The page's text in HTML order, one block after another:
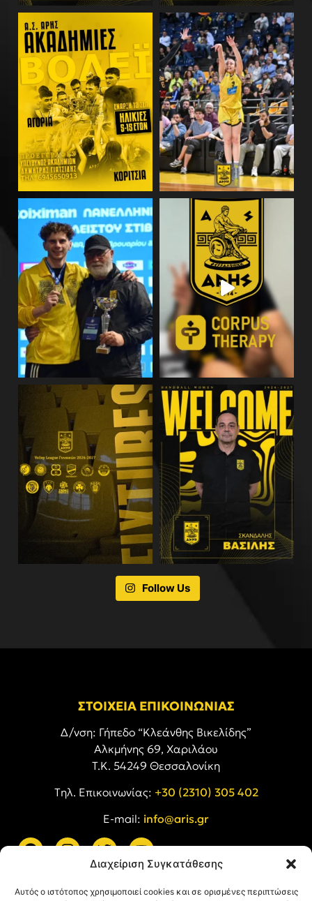
Διαχείριση Συγκατάθεσης
Αυτός ο ιστότοπος χρησιμοποιεί cookies και σε ορισμένες περιπτώσεις
Follow Us
ΣΤΟΙΧΕΙΑ ΕΠΙΚΟΙΝΩΝΙΑΣ
Δ/νση: Γήπεδο “Κλεάνθης Βικελίδης”
Αλκμήνης 69, Χαριλάου
Τ.Κ. 54249 Θεσσαλονίκη
Tηλ. Επικοινωνίας: +30 (2310) 305 402
E-mail: info@aris.gr